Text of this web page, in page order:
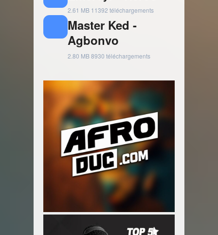
2.61 MB 11392 téléchargements
Master Ked -
Agbonvo
2.80 MB8930 téléchargements